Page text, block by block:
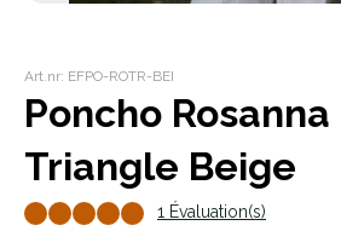
Art.nr: EFPO-ROTR-BEI
Poncho Rosanna
Triangle Beige
1 Évaluation(s)